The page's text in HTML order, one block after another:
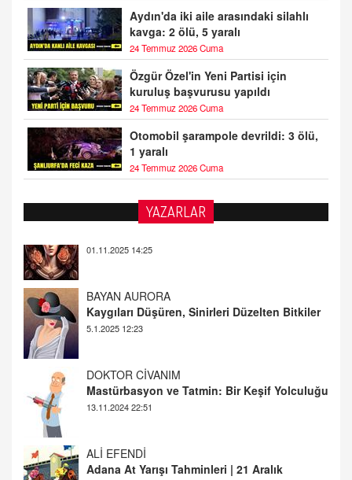
Aydın'da iki aile arasındaki silahlı
kavga: 2 ölü, 5 yaralı
24 Temmuz 2026 Cuma
Özgür Özel'in Yeni Partisi için
kuruluş başvurusu yapıldı
24 Temmuz 2026 Cuma
Otomobil şarampole devrildi: 3 ölü,
1 yaralı
24 Temmuz 2026 Cuma
YAZARLAR
BAYAN AURORA
DOKTOR CİVANIM
ALİ EFENDİ
20.12.2024 12:46